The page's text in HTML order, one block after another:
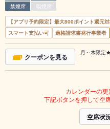
禁煙席
喫煙席
【アプリ予約限定】最大800ポイント還元
スマート支払い可
適格請求書発行事業者
クーポンを見る 月～木限定
カレンダーの更
下記ボタンを押して空
空席状